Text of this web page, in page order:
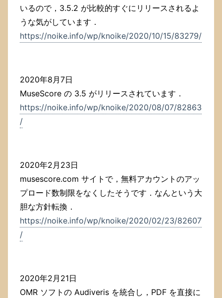
いるので，3.5.2 が比較的すぐにリリースされるよ
うな気がしています．
https://noike.info/wp/knoike/2020/10/15/83279/
2020年8月7日
MuseScore の 3.5 がリリースされています．
https://noike.info/wp/knoike/2020/08/07/82863
/
2020年2月23日
musescore.com サイトで，無料アカウントのアッ
プロード数制限をなくしたそうです．なんという大
胆な方針転換．
https://noike.info/wp/knoike/2020/02/23/82607
/
2020年2月21日
OMR ソフトの Audiveris を統合し，PDF を直接に